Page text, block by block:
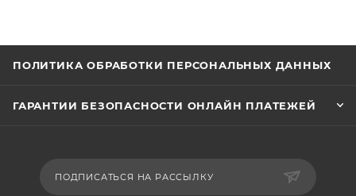
ПОЛИТИКА ОБРАБОТКИ ПЕРСОНАЛЬНЫХ ДАННЫХ
ГАРАНТИИ БЕЗОПАСНОСТИ ОНЛАЙН ПЛАТЕЖЕЙ
ПОДПИСАТЬСЯ НА РАССЫЛКУ